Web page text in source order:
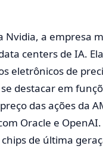
a empresa
centers de IA.
eletrônicos de
destacar em
das ações da
Oracle e
de última